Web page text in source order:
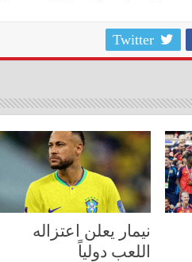
Twitter
نيمار يعلن اعتزاله
اللعب دولياً